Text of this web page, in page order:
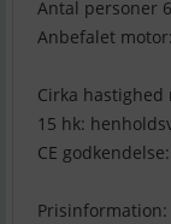
Antal personer
Anbefalet
Cirka hastighed
15 hk:
CE
Prisinformation: